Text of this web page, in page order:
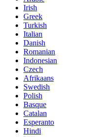
Irish
Greek
Turkish
Italian
Danish
Romanian
Indonesian
Czech
Afrikaans
Swedish
Polish
Basque
Catalan
Esperanto
Hindi